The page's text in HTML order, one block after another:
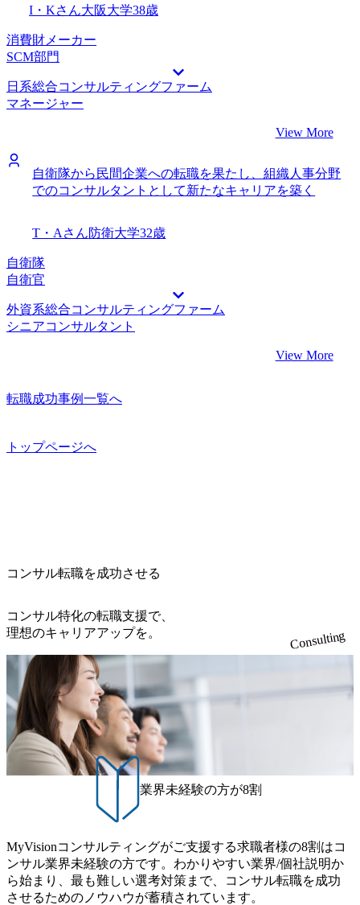
I・Kさん大阪大学38歳
消費財メーカー
SCM部門
日系総合コンサルティングファーム
マネージャー
View More
自衛隊から民間企業への転職を果たし、組織人事分野
でのコンサルタントとして新たなキャリアを築く
T・Aさん防衛大学32歳
自衛隊
自衛官
外資系総合コンサルティングファーム
シニアコンサルタント
View More
転職成功事例一覧へ
トップページへ
コンサル転職を成功させる
コンサル特化の転職支援で、
理想のキャリアアップを。
Consulting
業界未経験の方が8割
MyVisionコンサルティングがご支援する求職者様の8割はコ
ンサル業界未経験の方です。わかりやすい業界/個社説明か
ら始まり、最も難しい選考対策まで、コンサル転職を成功
させるためのノウハウが蓄積されています。